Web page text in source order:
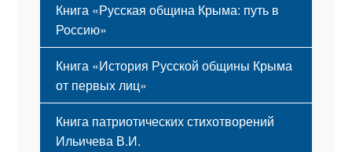
Книга «Русская община Крыма: путь в
Россию»
Книга «История Русской общины Крыма
от первых лиц»
Книга патриотических стихотворений
Ильичева В.И.